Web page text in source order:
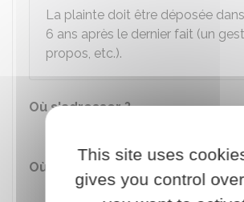
La plainte doit être déposée
6 ans après le dernier fait (un
propos, etc.).
Où s'adresser ?
Où s'adresser ?
Brigade de gendarmerie
This site uses
gives you control